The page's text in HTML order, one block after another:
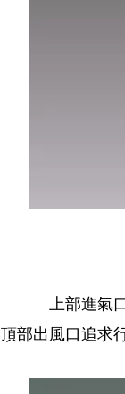
上部進氣
頂部出風口追求